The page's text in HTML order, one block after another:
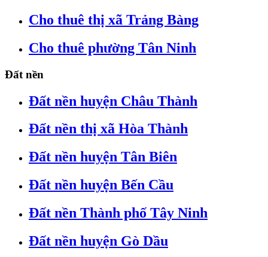
Cho thuê thị xã Trảng Bàng
Cho thuê phường Tân Ninh
Đất nền
Đất nền huyện Châu Thành
Đất nền thị xã Hòa Thành
Đất nền huyện Tân Biên
Đất nền huyện Bến Cầu
Đất nền Thành phố Tây Ninh
Đất nền huyện Gò Dầu